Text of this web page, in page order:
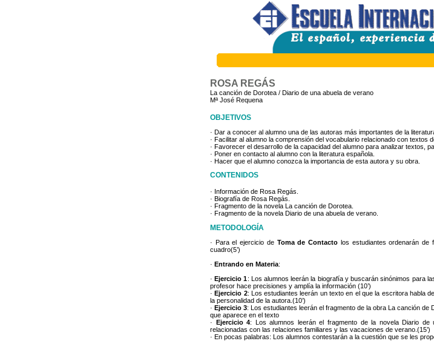
ROSA REGÁS
La canción de Dorotea / Diario de una abuela de verano
Mª José Requena
OBJETIVOS
· Dar a conocer al alumno una de las autoras más importantes de la
· Facilitar al alumno la comprensión del vocabulario relacionado con textos
· Favorecer el desarrollo de la capacidad del alumno para analizar textos,
· Poner en contacto al alumno con la literatura española.
· Hacer que el alumno conozca la importancia de esta autora y su obra.
CONTENIDOS
· Información de Rosa Regás.
· Biografía de Rosa Regás.
· Fragmento de la novela La canción de Dorotea.
· Fragmento de la novela Diario de una abuela de verano.
METODOLOGÍA
· Para el ejercicio de Toma de Contacto los estudiantes ordenarán de
cuadro(5’)
· Entrando en Materia:
·Ejercicio 1: Los alumnos leerán la biografía y buscarán sinónimos para
profesor hace precisiones y amplía la información (10’)
·Ejercicio 2: Los estudiantes leerán un texto en el que la escritora habla
la personalidad de la autora.(10’)
· Ejercicio 3: Los estudiantes leerán el fragmento de la obra La canción
que aparece en el texto
· Ejercicio 4: Los alumnos leerán el fragmento de la novela Diario
relacionadas con las relaciones familiares y las vacaciones de verano.(15’)
· En pocas palabras: Los alumnos contestarán a la cuestión que se les